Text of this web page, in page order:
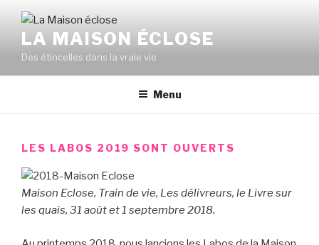
contenu
principal
LA MAISON ÉCLOSE
Des étincelles dans la vraie vie
Menu
LES LABOS 2019 SONT OUVERTS
Maison Eclose, Train de vie, Les délivreurs, le Livre sur
les quais, 31 août et 1 septembre 2018.